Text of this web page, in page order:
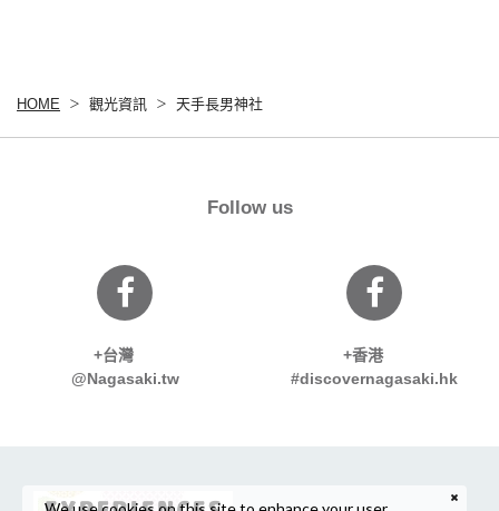
HOME 觀光資訊 天手長男神社
Follow us
+台灣
@Nagasaki.tw
+香港
#discovernagasaki.hk